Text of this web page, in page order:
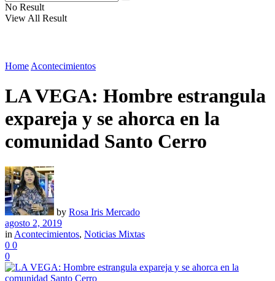
No Result
View All Result
Home Acontecimientos
LA VEGA: Hombre estrangula
expareja y se ahorca en la
comunidad Santo Cerro
by Rosa Iris Mercado
agosto 2, 2019
in Acontecimientos, Noticias Mixtas
0 0
0